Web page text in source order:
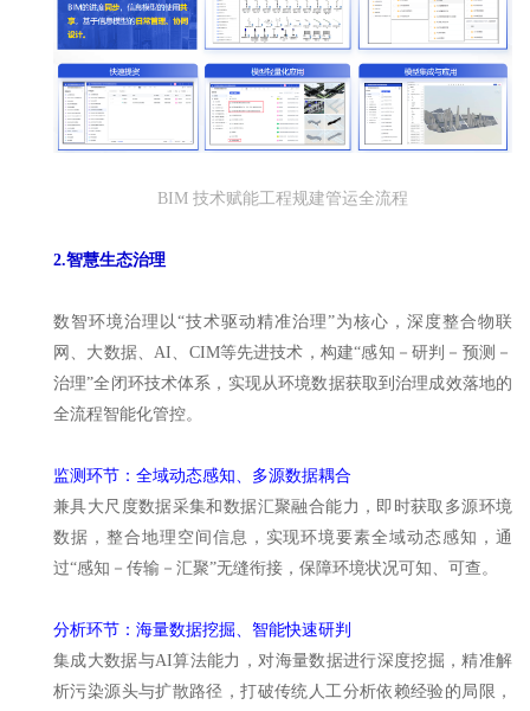
BIM 技术赋能工程规建管运全流程
2.智慧生态治理
数智环境治理以“技术驱动精准治理”为核心，深度整合物联
网、大数据、AI、CIM等先进技术，构建“感知－研判－预测－
治理”全闭环技术体系，实现从环境数据获取到治理成效落地的
全流程智能化管控。
监测环节：全域动态感知、多源数据耦合
兼具大尺度数据采集和数据汇聚融合能力，即时获取多源环境
数据，整合地理空间信息，实现环境要素全域动态感知，通
过“感知－传输－汇聚”无缝衔接，保障环境状况可知、可查。
分析环节：海量数据挖掘、智能快速研判
集成大数据与AI算法能力，对海量数据进行深度挖掘，精准解
析污染源头与扩散路径，打破传统人工分析依赖经验的局限，